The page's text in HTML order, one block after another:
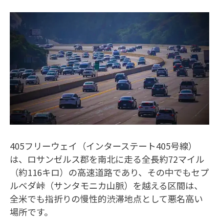
405フリーウェイ（インターステート405号線）
は、ロサンゼルス郡を南北に走る全長約72マイル
（約116キロ）の高速道路であり、その中でもセプ
ルベダ峠（サンタモニカ山脈）を越える区間は、
全米でも指折りの慢性的渋滞地点として悪名高い
場所です。